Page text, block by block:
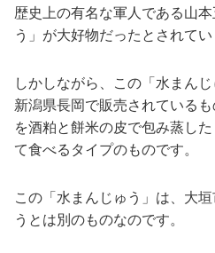
歴史上の有名な軍人である山
う」が大好物だったとされてい
しかしながら、この「水まん
新潟県長岡で販売されている
を酒粕と餅米の皮で包み蒸し
て食べるタイプのものです。
この「水まんじゅう」は、大
うとは別のものなのです。